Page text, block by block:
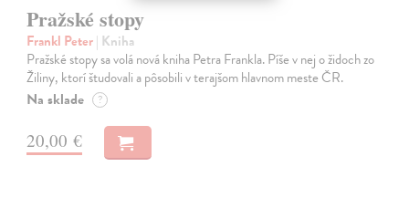
Pražské stopy
Frankl Peter| Kniha
Pražské stopy sa volá nová kniha Petra Frankla. Píše v nej o židoch zo
Žiliny, ktorí študovali a pôsobili v terajšom hlavnom meste ČR.
Na sklade ?
20,00 €